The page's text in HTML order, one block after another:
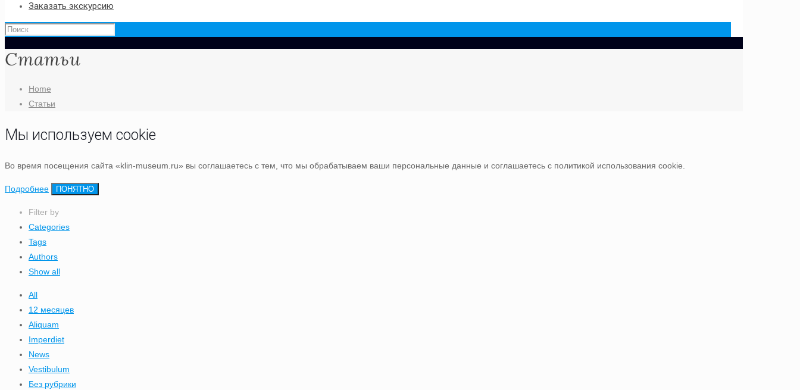
Заказать экскурсию
Статьи
Home
Статьи
Мы используем cookie
Во время посещения сайта «klin-museum.ru» вы соглашаетесь с тем, что мы обрабатываем ваши персональные данные и соглашаетесь с политикой использования cookie.
Подробнее ПОНЯТНО
Filter by
Categories
Tags
Authors
Show all
All
12 месяцев
Aliquam
Imperdiet
News
Vestibulum
Без рубрики